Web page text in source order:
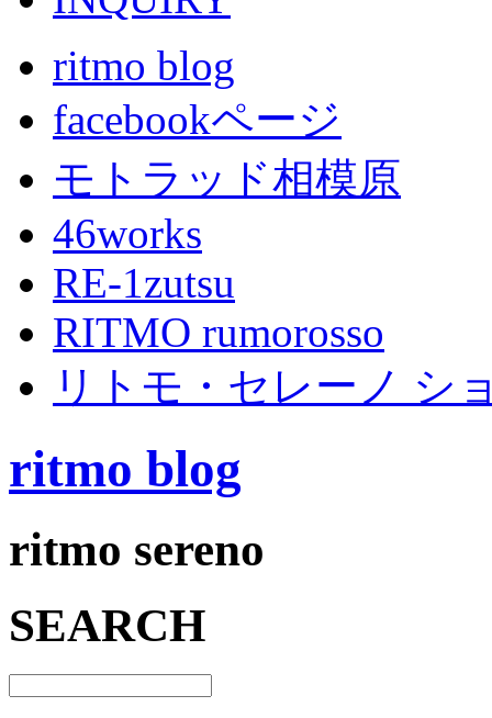
ritmo blog
facebookページ
モトラッド相模原
46works
RE-1zutsu
RITMO rumorosso
リトモ・セレーノ シ
ritmo blog
ritmo sereno
SEARCH